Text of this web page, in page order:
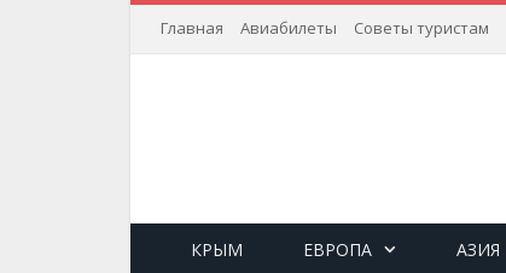
Главная Авиабилеты Советы туристам
КРЫМ ЕВРОПА АЗИЯ